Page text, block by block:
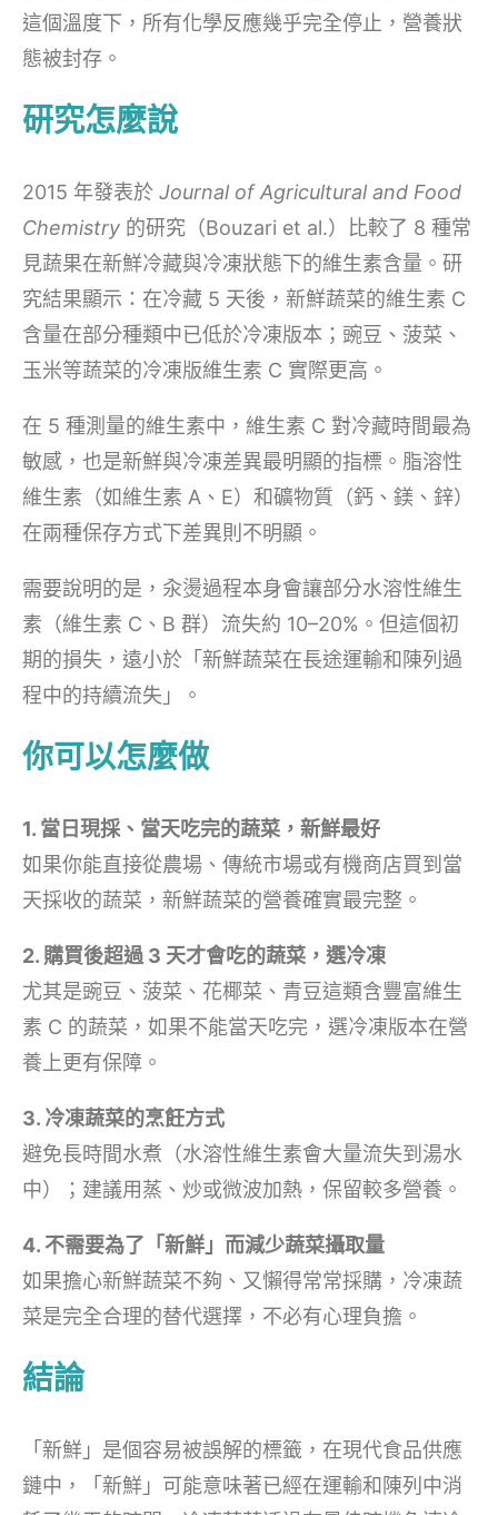
這個溫度下，所有化學反應幾乎完全停止，營養狀
態被封存。
研究怎麼說
2015 年發表於 Journal of Agricultural and Food
Chemistry 的研究（Bouzari et al.）比較了 8 種常
見蔬果在新鮮冷藏與冷凍狀態下的維生素含量。研
究結果顯示：在冷藏 5 天後，新鮮蔬菜的維生素 C
含量在部分種類中已低於冷凍版本；豌豆、菠菜、
玉米等蔬菜的冷凍版維生素 C 實際更高。
在 5 種測量的維生素中，維生素 C 對冷藏時間最為
敏感，也是新鮮與冷凍差異最明顯的指標。脂溶性
維生素（如維生素 A、E）和礦物質（鈣、鎂、鋅）
在兩種保存方式下差異則不明顯。
需要說明的是，汆燙過程本身會讓部分水溶性維生
素（維生素 C、B 群）流失約 10–20%。但這個初
期的損失，遠小於「新鮮蔬菜在長途運輸和陳列過
程中的持續流失」。
你可以怎麼做
1. 當日現採、當天吃完的蔬菜，新鮮最好
如果你能直接從農場、傳統市場或有機商店買到當
天採收的蔬菜，新鮮蔬菜的營養確實最完整。
2. 購買後超過 3 天才會吃的蔬菜，選冷凍
尤其是豌豆、菠菜、花椰菜、青豆這類含豐富維生
素 C 的蔬菜，如果不能當天吃完，選冷凍版本在營
養上更有保障。
3. 冷凍蔬菜的烹飪方式
避免長時間水煮（水溶性維生素會大量流失到湯水
中）；建議用蒸、炒或微波加熱，保留較多營養。
4. 不需要為了「新鮮」而減少蔬菜攝取量
如果擔心新鮮蔬菜不夠、又懶得常常採購，冷凍蔬
菜是完全合理的替代選擇，不必有心理負擔。
結論
「新鮮」是個容易被誤解的標籤，在現代食品供應
鏈中，「新鮮」可能意味著已經在運輸和陳列中消